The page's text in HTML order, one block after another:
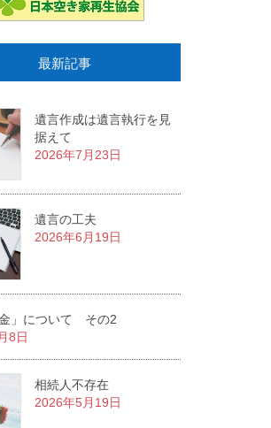
最新記事
遺言作成は遺言執行を見
据えて
2026年7月23日
遺言の工夫
2026年6月19日
金」について その2
8日
相続人不存在
2026年5月19日